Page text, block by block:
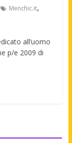
Menchic.it,
all’uomo
p/e 2009 di